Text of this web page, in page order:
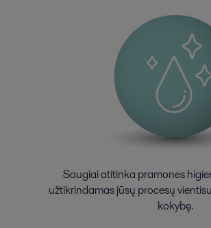
Saugiai atitinka pramonės
užtikrindamas jūsų procesų
kokybę.